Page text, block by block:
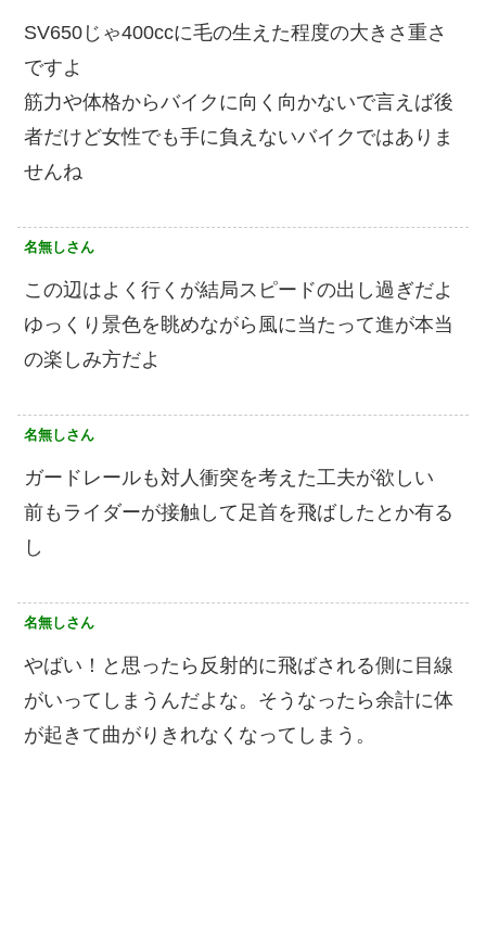
SV650じゃ400ccに毛の生えた程度の大きさ重さ
ですよ
筋力や体格からバイクに向く向かないで言えば後
者だけど女性でも手に負えないバイクではありま
せんね
名無しさん
この辺はよく行くが結局スピードの出し過ぎだよ
ゆっくり景色を眺めながら風に当たって進が本当
の楽しみ方だよ
名無しさん
ガードレールも対人衝突を考えた工夫が欲しい
前もライダーが接触して足首を飛ばしたとか有る
し
名無しさん
やばい！と思ったら反射的に飛ばされる側に目線
がいってしまうんだよな。そうなったら余計に体
が起きて曲がりきれなくなってしまう。